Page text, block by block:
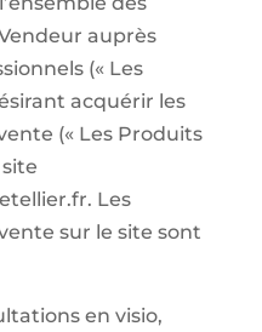
auprès
(« Les
acquérir les
(« Les Produits
Les
sur le site sont
en visio,